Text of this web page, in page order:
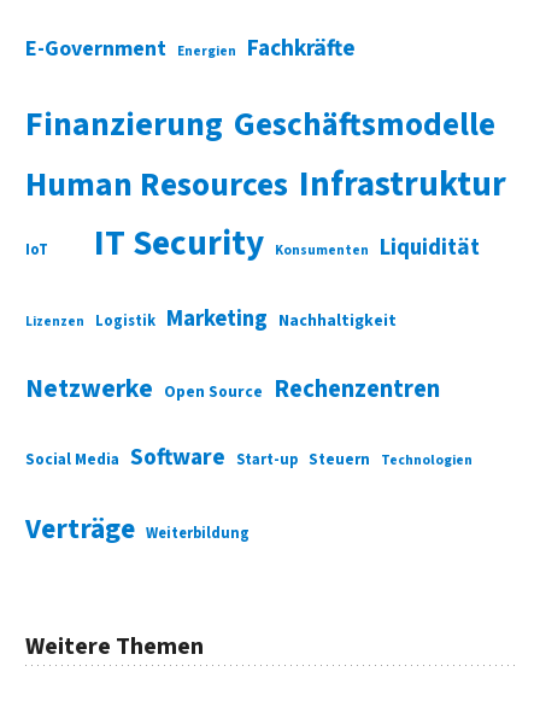
E-Government Energien Fachkräfte
Finanzierung Geschäftsmodelle
Human Resources Infrastruktur
IoT IT Security Konsumenten Liquidität
Lizenzen Logistik Marketing Nachhaltigkeit
Netzwerke Open Source Rechenzentren
Social Media Software Start-up Steuern Technologien
Verträge Weiterbildung
Weitere Themen